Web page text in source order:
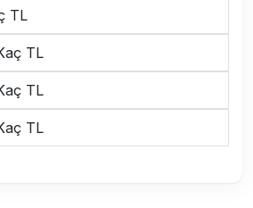
TL
TL
TL
TL